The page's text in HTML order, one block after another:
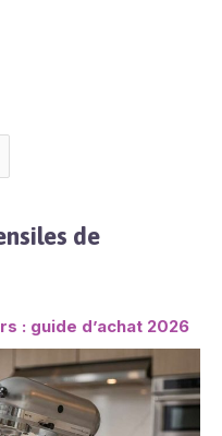
de
: guide d’achat 2026